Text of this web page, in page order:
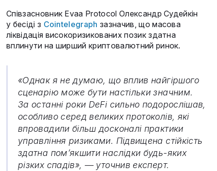
Співзасновник Evaa Protocol Олександр Судейкін
у бесіді з Cointelegraph зазначив, що масова
ліквідація високоризикованих позик здатна
вплинути на ширший криптовалютний ринок.
«Однак я не думаю, що вплив найгіршого
сценарію може бути настільки значним.
За останні роки DeFi сильно подорослішав,
особливо серед великих протоколів, які
впровадили більш досконалі практики
управління ризиками. Підвищена стійкість
здатна пом’якшити наслідки будь-яких
різких спадів», — уточнив експерт.